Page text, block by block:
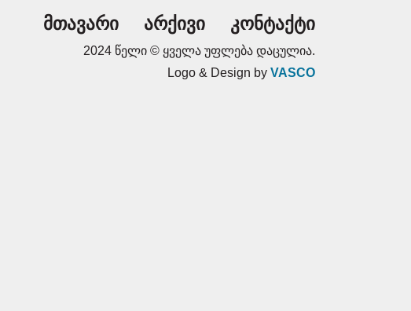
მთავარი არქივი კონტაქტი
2024 წელი © ყველა უფლება დაცულია.
Logo & Design by VASCO